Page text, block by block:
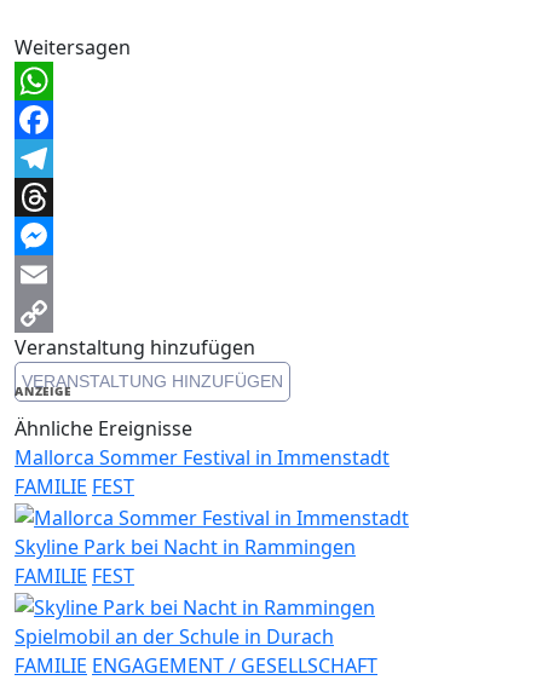
Weitersagen
WhatsApp
Facebook
Telegram
Threads
Messenger
Email
Copy
Link
Veranstaltung hinzufügen
VERANSTALTUNG HINZUFÜGEN
ANZEIGE
Ähnliche Ereignisse
Mallorca Sommer Festival in Immenstadt
FAMILIE FEST
Skyline Park bei Nacht in Rammingen
FAMILIE FEST
Spielmobil an der Schule in Durach
FAMILIE ENGAGEMENT / GESELLSCHAFT